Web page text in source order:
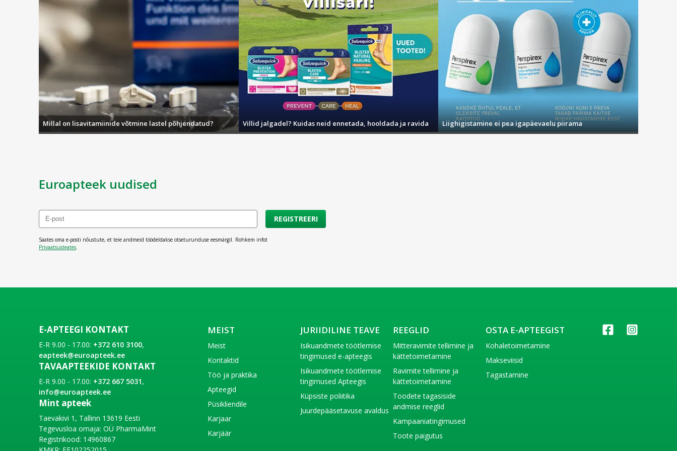
Millal on lisavitamiinide võtmine lastel põhjendatud? Villid jalgadel? Kuidas neid ennetada, hooldada ja ravida Liighigistamine ei pea igapäevaelu piirama
Euroapteek uudised
REGISTREERI
Saates oma e-posti nõustute, et teie andmeid töödeldakse otseturunduse eesmärgil. Rohkem infot
Privaatsusteates
E-APTEEGI KONTAKT
E-R 9.00 - 17.00: +372 610 3100,
eapteek@euroapteek.ee
TAVAAPTEEKIDE KONTAKT
E-R 9.00 - 17.00: +372 667 5031,
info@euroapteek.ee
Mint apteek
Taevakivi 1, Tallinn 13619 Eesti
Tegevusloa omaja: OÜ PharmaMint
Registrikood: 14960867
MEIST
Meist
Kontaktid
Töö ja praktika
Apteegid
Püsikliendile
Karjaar
Karjäär
JURIIDILINE TEAVE
Isikuandmete töötlemise
tingimused e-apteegis
Isikuandmete töötlemise
tingimused Apteegis
Küpsiste poliitika
Juurdepääsetavuse avaldus
REEGLID
Mitteravimite tellimine ja
kättetoimetamine
Ravimite tellimine ja
kättetoimetamine
Toodete tagasiside
andmise reeglid
Kampaaniatingimused
Toote paigutus
OSTA E-APTEEGIST
Kohaletoimetamine
Makseviisid
Tagastamine